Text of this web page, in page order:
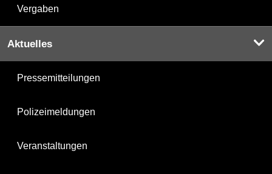
Vergaben
Aktuelles
Pressemitteilungen
Polizeimeldungen
Veranstaltungen